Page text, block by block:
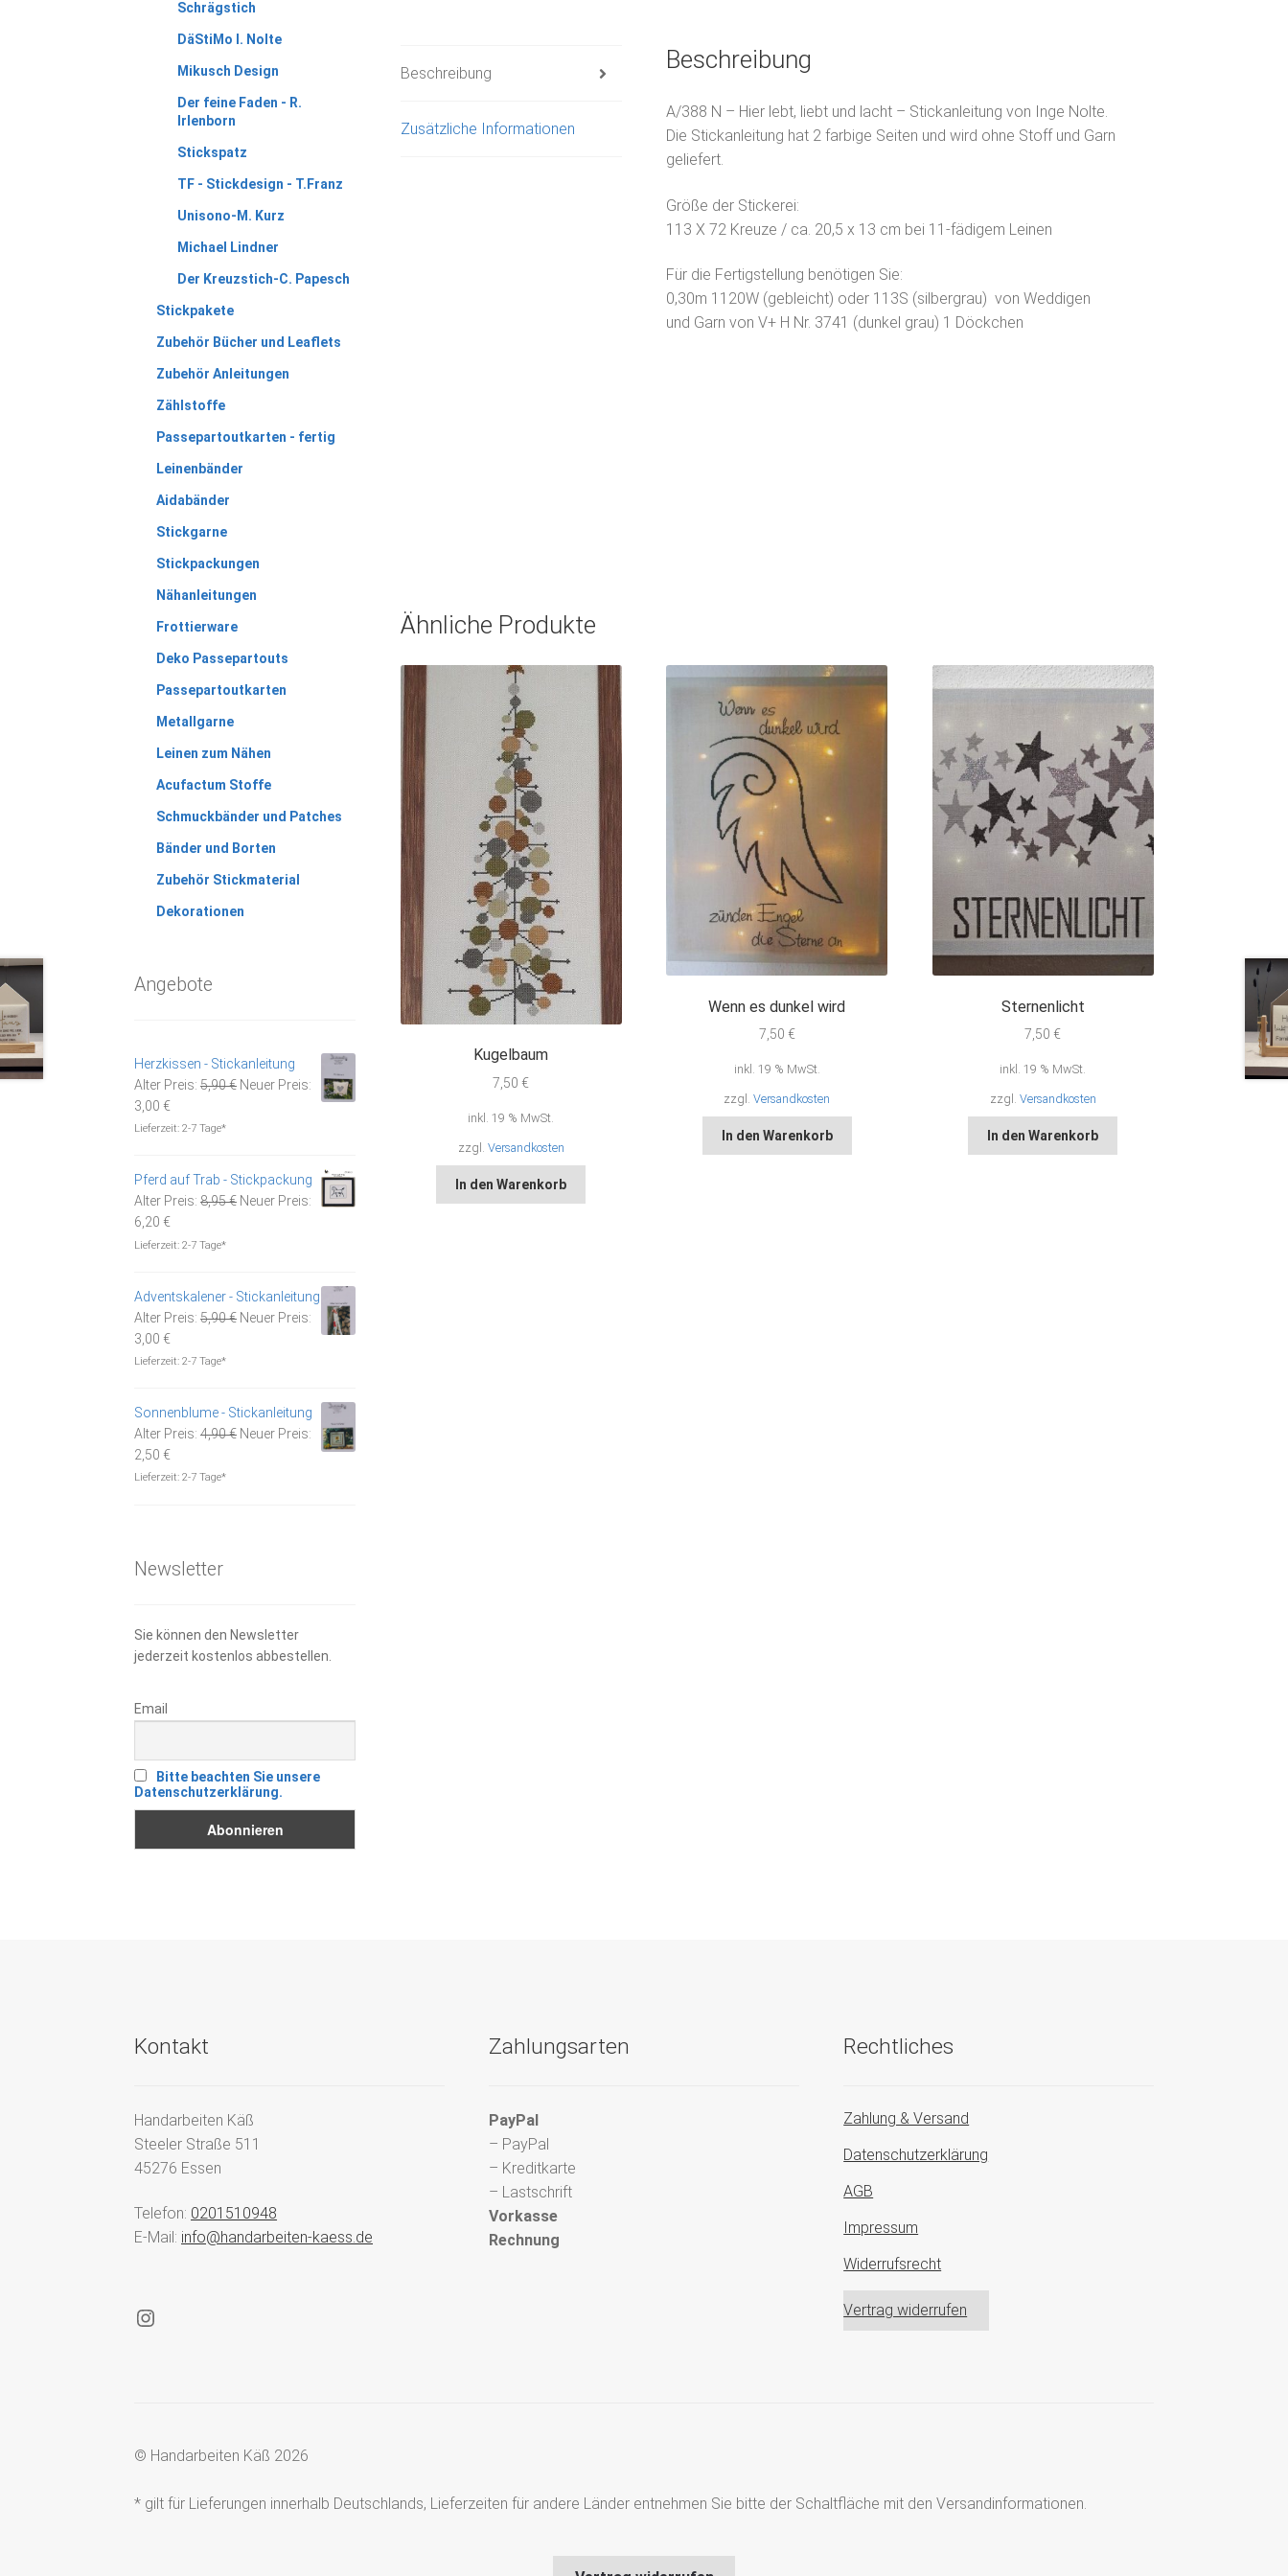
Beschreibung
Zusätzliche Informationen
Beschreibung
A/388 N – Hier lebt, liebt und lacht – Stickanleitung von Inge Nolte.
Die Stickanleitung hat 2 farbige Seiten und wird ohne Stoff und Garn
geliefert.
Größe der Stickerei:
113 X 72 Kreuze / ca. 20,5 x 13 cm bei 11-fädigem Leinen
Für die Fertigstellung benötigen Sie:
0,30m 1120W (gebleicht) oder 113S (silbergrau) von Weddigen
und Garn von V+ H Nr. 3741 (dunkel grau) 1 Döckchen
Ähnliche Produkte
Kugelbaum
7,50 €
inkl. 19 % MwSt.
zzgl. Versandkosten
In den Warenkorb
Wenn es dunkel wird
7,50 €
inkl. 19 % MwSt.
zzgl.Versandkosten
In den Warenkorb
Sternenlicht
7,50 €
inkl. 19 % MwSt.
zzgl. Versandkosten
In den Warenkorb
Schrägstich
DäStiMo I. Nolte
Mikusch Design
Der feine Faden - R.
Irlenborn
Stickspatz
TF - Stickdesign - T.Franz
Unisono-M. Kurz
Michael Lindner
Der Kreuzstich-C. Papesch
Stickpakete
Zubehör Bücher und Leaflets
Zubehör Anleitungen
Zählstoffe
Passepartoutkarten - fertig
Leinenbänder
Aidabänder
Stickgarne
Stickpackungen
Nähanleitungen
Frottierware
Deko Passepartouts
Passepartoutkarten
Metallgarne
Leinen zum Nähen
Acufactum Stoffe
Schmuckbänder und Patches
Bänder und Borten
Zubehör Stickmaterial
Dekorationen
Angebote
Herzkissen - Stickanleitung
Alter Preis: 5,90€ Ursprünglicher
Neuer Preis:
3,00 €Aktueller
Preis
Lieferzeit:2-7 Tage*
Pferd auf Trab - Stickpackung
Alter Preis: 8,95€ Ursprünglicher
Neuer Preis:
6,20 €Aktueller
Preis
Lieferzeit:2-7 Tage*
Adventskalener - Stickanleitung
Alter Preis: 5,90€ Ursprünglicher
Neuer Preis:
3,00 €Aktueller
Preis
Lieferzeit:2-7 Tage*
Sonnenblume - Stickanleitung
Alter Preis: 4,90€ Ursprünglicher
Neuer Preis:
2,50 €Aktueller
Preis
Lieferzeit:2-7 Tage*
Newsletter
Sie können den Newsletter
jederzeit kostenlos abbestellen.
Email
Bitte beachten Sie unsere
Datenschutzerklärung.
Kontakt
Handarbeiten Käß
Steeler Straße 511
45276 Essen
Telefon: 0201510948
E-Mail: info@handarbeiten-kaess.de
Instagram
Zahlungsarten
PayPal
– PayPal
– Kreditkarte
– Lastschrift
Vorkasse
Rechnung
Rechtliches
Zahlung & Versand
Datenschutzerklärung
AGB
Impressum
Widerrufsrecht
Vertrag widerrufen
© Handarbeiten Käß 2026
* gilt für Lieferungen innerhalb Deutschlands, Lieferzeiten für andere Länder entnehmen Sie bitte der Schaltfläche mit den Versandinformationen.